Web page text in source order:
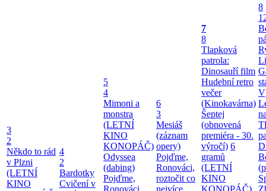
3
2
Někdo to rád
v Plzni
(LETNÍ
KINO
4
2
Bardotky
Cvičení v
5
4
Mimoni a
monstra
(LETNÍ
KINO
KONOPÁČ)
Odyssea
(dabing)
Pojďme,
6
3
Mesiáš
(záznam
opery)
Pojďme,
Ronováci,
roztočit co
7
8
Tlapková
patrola:
Dinosauří film
Hudební retro
večer
(Kinokavárna)
Šeptej
(obnovená
premiéra - 30.
výročí) 6
gramů
(LETNÍ
KINO
8